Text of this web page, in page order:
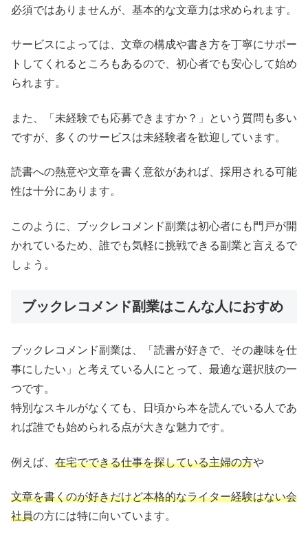
必須ではありませんが、基本的な文章力は求められます。
サービスによっては、文章の構成や書き方を丁寧にサポー
トしてくれるところもあるので、初心者でも安心して始め
られます。
また、「未経験でも応募できますか？」という質問も多い
ですが、多くのサービスは未経験者を歓迎しています。
読書への熱意や文章を書く意欲があれば、採用される可能
性は十分にあります。
このように、ブックレコメンド副業は初心者にも門戸が開
かれているため、誰でも気軽に挑戦できる副業と言えるで
しょう。
ブックレコメンド副業はこんな人におすめ
ブックレコメンド副業は、「読書が好きで、その趣味を仕
事にしたい」と考えている人にとって、最適な選択肢の一
つです。
特別なスキルがなくても、日頃から本を読んでいる人であ
れば誰でも始められる点が大きな魅力です。
例えば、 在宅でできる仕事を探している主婦の方や
文章を書くのが好きだけど本格的なライター経験はない会
社員の方には特に向いています。